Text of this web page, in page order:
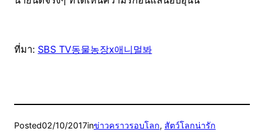
ที่มา: SBS TV동물농장x애니멀봐
Posted02/10/2017inข่าวคราวรอบโลก, สัตว์โลกน่ารัก